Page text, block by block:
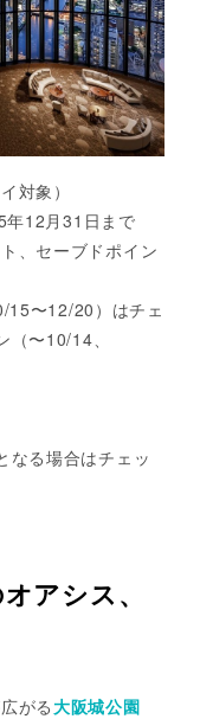
対象）
年12月31日まで
、セーブドポイン
15〜12/20）はチェ
〜10/14、
なる場合はチェッ
アシス、
がる大阪城公園